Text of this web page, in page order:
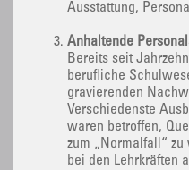
Ausstattung,
Anhaltende
Bereits seit
berufliche
gravierenden
Verschiedenste
waren betroffen,
zum „Normalfall“
bei den Lehrkräften